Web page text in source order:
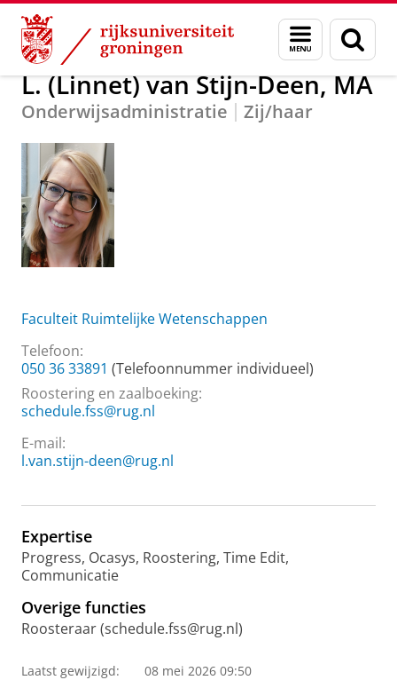
Skip
Content
Skip
Navigation
Menu
en
zoeken
Over ons L. (Linnet) van Stijn-Deen, MA
L. (Linnet) van Stijn-Deen, MA
Onderwijsadministratie Zij/haar
Faculteit Ruimtelijke Wetenschappen
Telefoon:
050 36 33891 (Telefoonnummer individueel)
Roostering en zaalboeking:
schedule.fss@rug.nl
E-mail:
l.van.stijn-deen@rug.nl
Expertise
Progress, Ocasys, Roostering, Time Edit,
Communicatie
Overige functies
Roosteraar (schedule.fss@rug.nl)
Laatst gewijzigd: 08 mei 2026 09:50